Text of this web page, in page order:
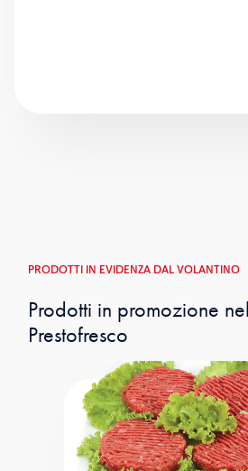
PRODOTTI IN EVIDENZA DAL VOLANTINO
Prodotti in promozione
Prestofresco